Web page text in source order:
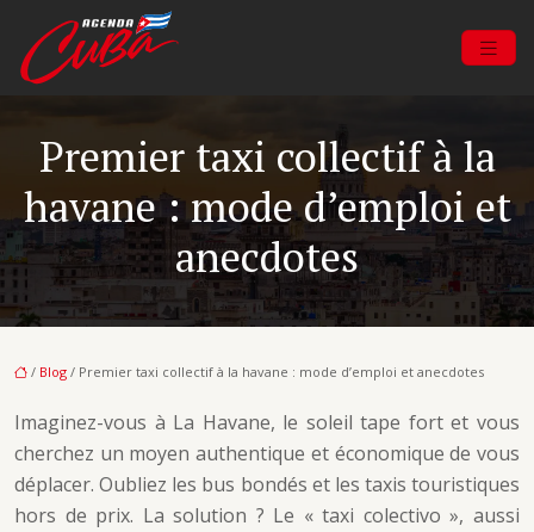
Premier taxi collectif à la
havane : mode d’emploi et
anecdotes
/ Blog / Premier taxi collectif à la havane : mode d’emploi et anecdotes
Imaginez-vous à La Havane, le soleil tape fort et vous
cherchez un moyen authentique et économique de vous
déplacer. Oubliez les bus bondés et les taxis touristiques
hors de prix. La solution ? Le « taxi colectivo », aussi